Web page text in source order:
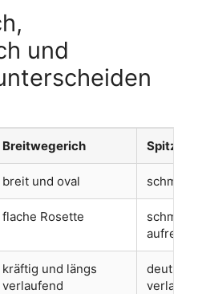
und
Breitwegerich
breit und oval schmal
flache Rosette
kräftig und längs
verlaufend
deutlich